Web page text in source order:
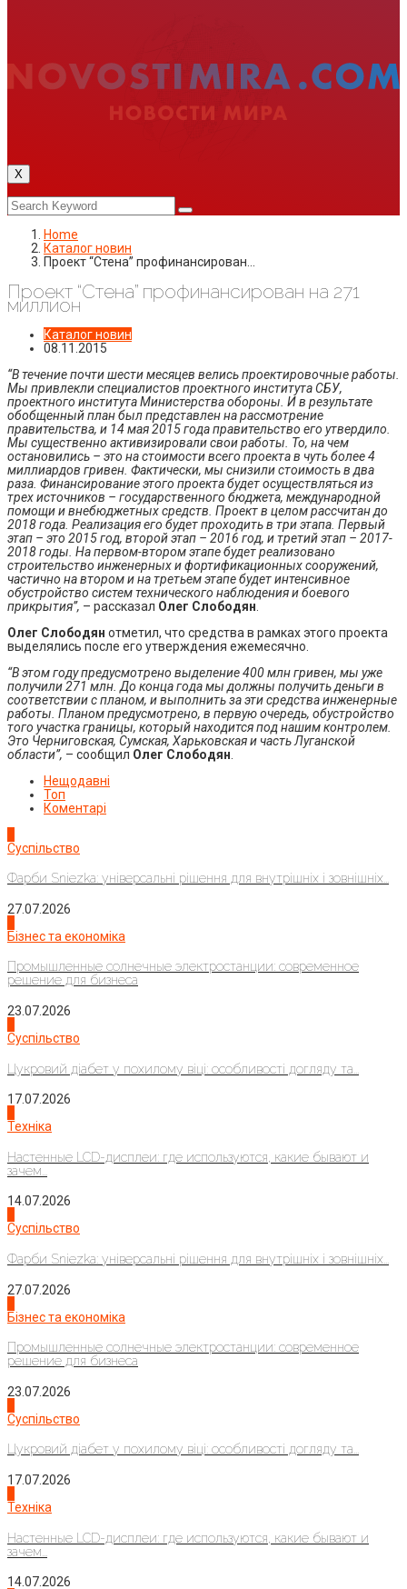
X
Home
Каталог новин
Проект “Стена” профинансирован…
Проект “Стена” профинансирован на 271
миллион
Каталог новин
08.11.2015
“В течение почти шести месяцев велись проектировочные работы.
Мы привлекли специалистов проектного института СБУ,
проектного института Министерства обороны. И в результате
обобщенный план был представлен на рассмотрение
правительства, и 14 мая 2015 года правительство его утвердило.
Мы существенно активизировали свои работы. То, на чем
остановились – это на стоимости всего проекта в чуть более 4
миллиардов гривен. Фактически, мы снизили стоимость в два
раза. Финансирование этого проекта будет осуществляться из
трех источников – государственного бюджета, международной
помощи и внебюджетных средств. Проект в целом рассчитан до
2018 года. Реализация его будет проходить в три этапа. Первый
этап – это 2015 год, второй этап – 2016 год, и третий этап – 2017-
2018 годы. На первом-втором этапе будет реализовано
строительство инженерных и фортификационных сооружений,
частично на втором и на третьем этапе будет интенсивное
обустройство систем технического наблюдения и боевого
прикрытия”, – рассказал Олег Слободян
Олег Слободян отметил, что средства в рамках этого проекта
выделялись после его утверждения ежемесячно.
“В этом году предусмотрено выделение 400 млн гривен, мы уже
получили 271 млн. До конца года мы должны получить деньги в
соответствии с планом, и выполнить за эти средства инженерные
работы. Планом предусмотрено, в первую очередь, обустройство
того участка границы, который находится под нашим контролем.
Это Черниговская, Сумская, Харьковская и часть Луганской
области”, – сообщил Олег Слободян
Нещодавні
Топ
Коментарі
Суспільство
Фарби Sniezka: універсальні рішення для внутрішніх і зовнішніх...
27.07.2026
Бізнес та економіка
Промышленные солнечные электростанции: современное
решение для бизнеса
23.07.2026
Суспільство
Цукровий діабет у похилому віці: особливості догляду та...
17.07.2026
Техніка
Настенные LCD-дисплеи: где используются, какие бывают и
зачем...
14.07.2026
Суспільство
Фарби Sniezka: універсальні рішення для внутрішніх і зовнішніх...
27.07.2026
Бізнес та економіка
Промышленные солнечные электростанции: современное
решение для бизнеса
23.07.2026
Суспільство
Цукровий діабет у похилому віці: особливості догляду та...
17.07.2026
Техніка
Настенные LCD-дисплеи: где используются, какие бывают и
зачем...
14.07.2026